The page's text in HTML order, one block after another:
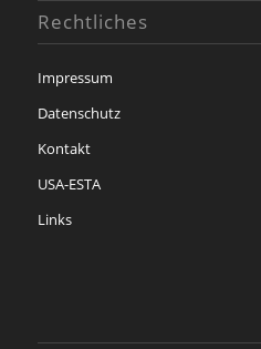
Rechtliches
Impressum
Datenschutz
Kontakt
USA-ESTA
Links